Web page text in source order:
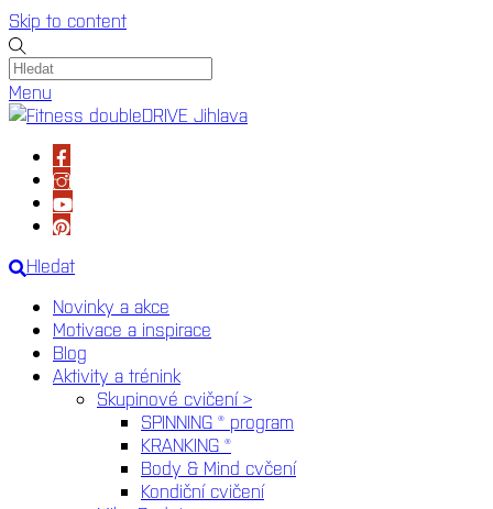
Skip to content
Menu
Hledat
Novinky a akce
Motivace a inspirace
Blog
Aktivity a trénink
Skupinové cvičení >
SPINNING ® program
KRANKING ®
Body & Mind cvčení
Kondiční cvičení